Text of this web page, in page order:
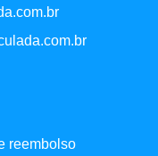
reembolso